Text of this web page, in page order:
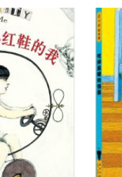
Add to
wishlist